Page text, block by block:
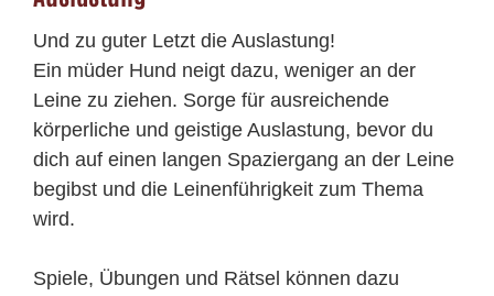
Und zu guter Letzt die Auslastung!
Ein müder Hund neigt dazu, weniger an der
Leine zu ziehen. Sorge für ausreichende
körperliche und geistige Auslastung, bevor du
dich auf einen langen Spaziergang an der Leine
begibst und die Leinenführigkeit zum Thema
wird.
Spiele, Übungen und Rätsel können dazu